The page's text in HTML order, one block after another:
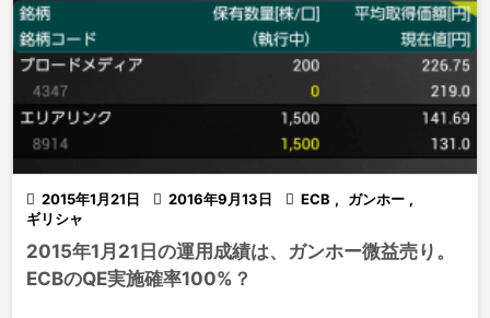
 2015年1月21日  2016年9月13日  ECB , ガンホー ,
ギリシャ
2015年1月21日の運用成績は、ガンホー微益売り。
ECBのQE実施確率100%？